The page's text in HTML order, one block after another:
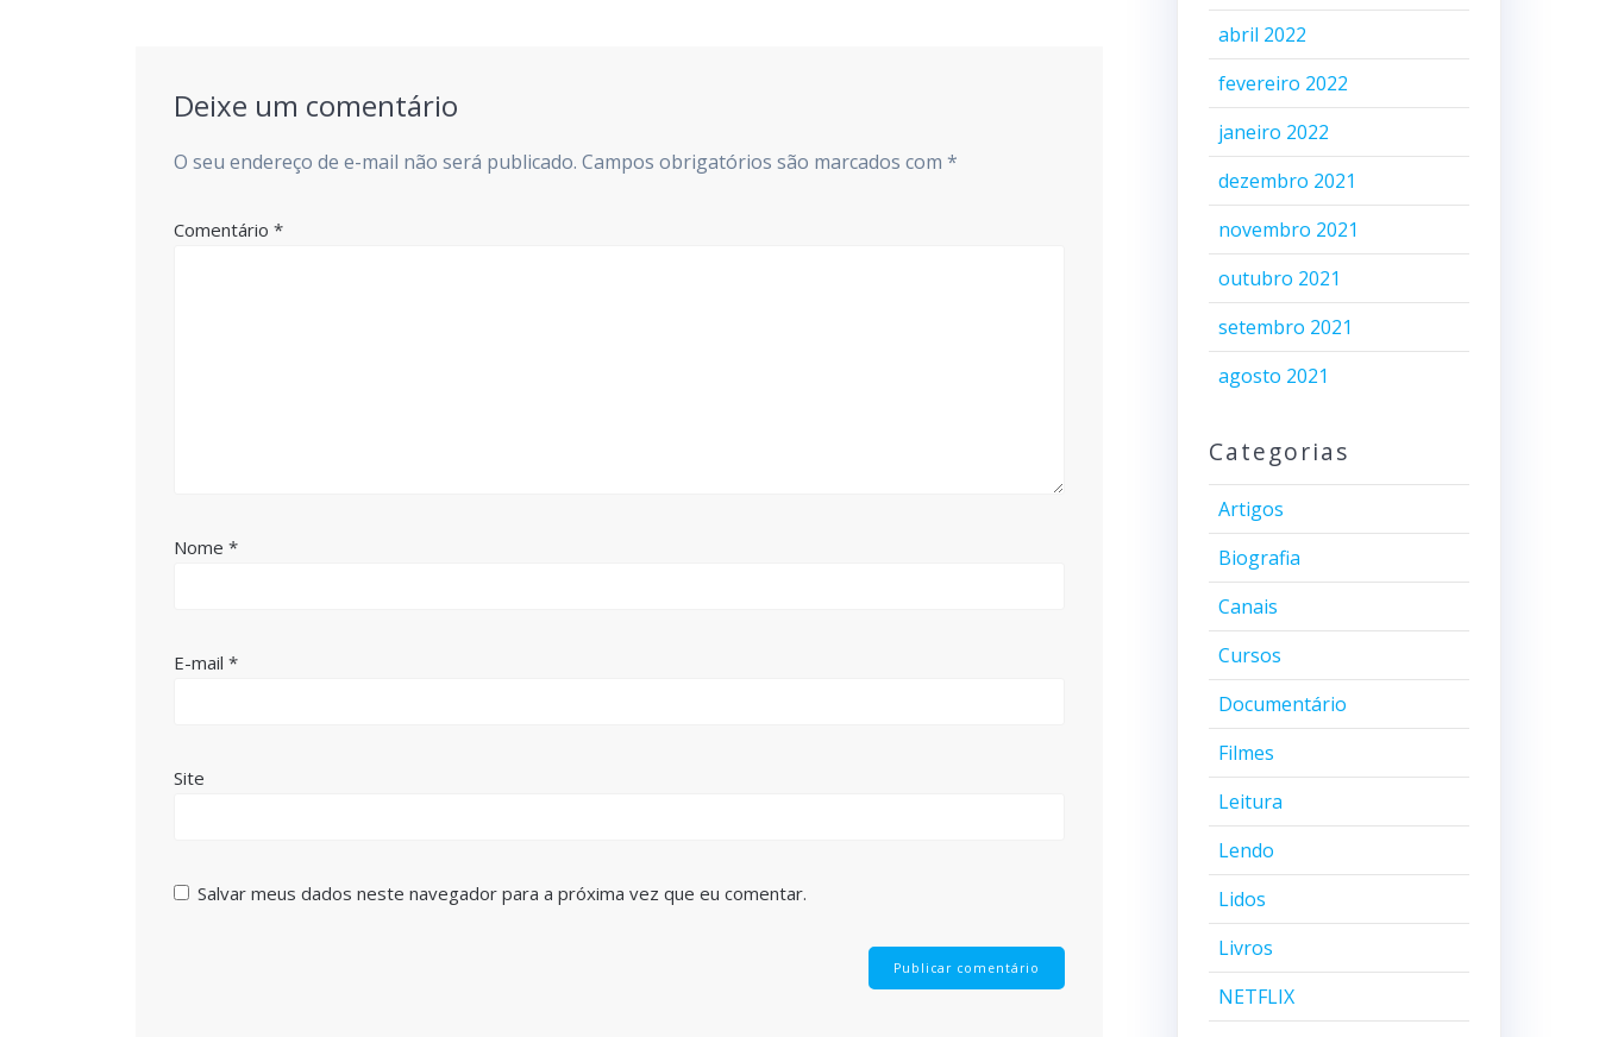
Deixe um comentário
O seu endereço de e-mail não será publicado. Campos obrigatórios são marcados com*
Comentário*
Nome*
E-mail*
Site
Salvar meus dados neste navegador para a próxima vez que eu comentar.
abril 2022
fevereiro 2022
janeiro 2022
dezembro 2021
novembro 2021
outubro 2021
setembro 2021
agosto 2021
Categorias
Artigos
Biografia
Canais
Cursos
Documentário
Filmes
Leitura
Lendo
Lidos
Livros
NETFLIX